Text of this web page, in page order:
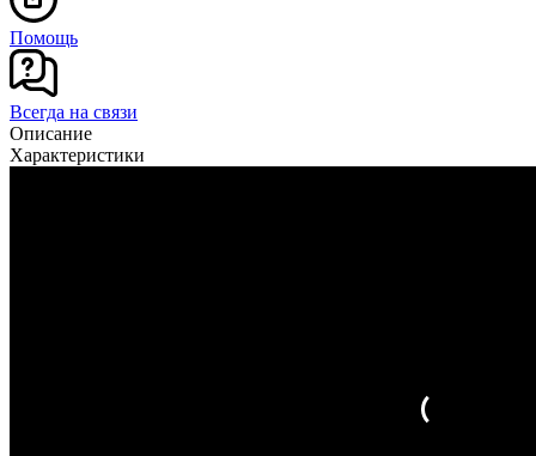
Помощь
Всегда на связи
Описание
Характеристики